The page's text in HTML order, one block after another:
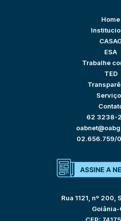
Home
ESA
Trabalhe
TED
62 3238-
02.656.759/
Rua 1121, nº 200,
Goiânia-